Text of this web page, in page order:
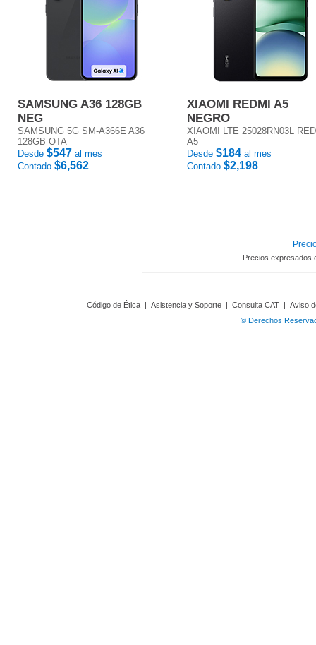
SAMSUNG A36 128GB
NEG
SAMSUNG 5G SM-A366E A36
128GB OTA
Desde $547 al mes
Contado $6,562
XIAOMI REDMI A5
NEGRO
XIAOMI LTE 25028RN03L
A5
Desde $184 al mes
Contado $2,198
Precios expresados
Código de Ética | Asistencia y Soporte | Consulta CAT | Aviso
© Derechos